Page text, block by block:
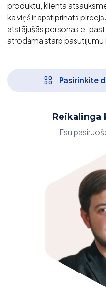
produktu, klienta
ka viņš ir apstiprināts
atstājušās personas e-
atrodama starp pasūtījumu
Pasirinkite
Reikalinga
Esu